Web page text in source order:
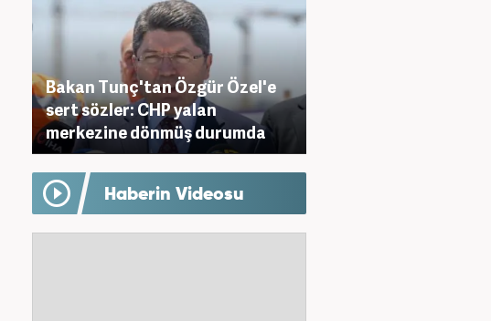
Bakan Tunç'tan Özgür Özel'e
sert sözler: CHP yalan
merkezine dönmüş durumda
Haberin Videosu